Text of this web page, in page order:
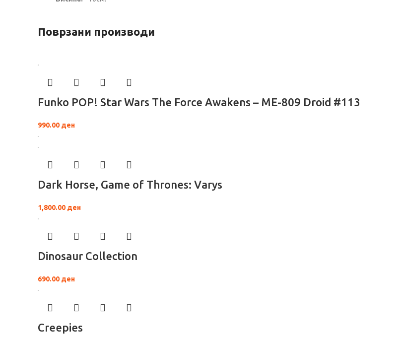
Поврзани производи
Funko POP! Star Wars The Force Awakens – ME-809 Droid #113
990.00 ден
Dark Horse, Game of Thrones: Varys
1,800.00 ден
Dinosaur Collection
690.00 ден
Creepies